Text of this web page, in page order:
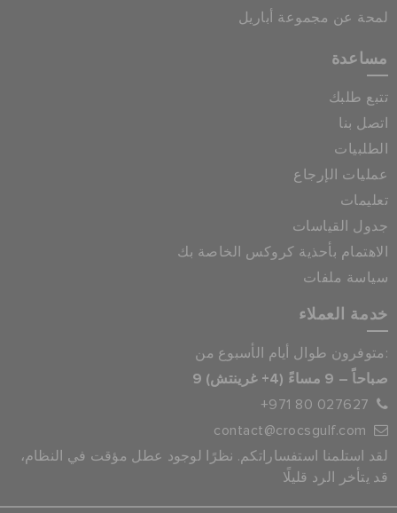
لمحة عن مجموعة أباريل
مساعدة
تتبع طلبك
اتصل بنا
الطلبيات
عمليات الإرجاع
تعليمات
جدول القياسات
الاهتمام بأحذية كروكس الخاصة بك
سياسة ملفات
خدمة العملاء
متوفرون طوال أيام الأسبوع من:
9 صباحاً – 9 مساءً (4+ غرينتش)
+971 80 027627
contact@crocsgulf.com
لقد استلمنا استفساراتكم. نظرًا لوجود عطل مؤقت في النظام،
قد يتأخر الرد قليلًا